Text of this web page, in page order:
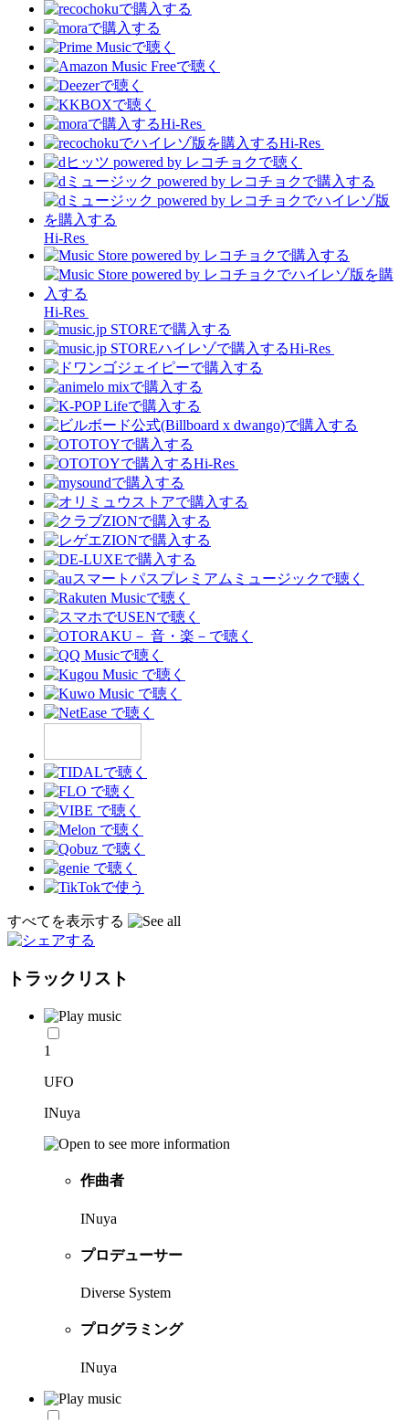
Hi-Res
Hi-Res
Hi-Res
Hi-Res
Hi-Res
Hi-Res
すべてを表示する
トラックリスト
1
UFO
INuya
作曲者
INuya
プロデューサー
Diverse System
プログラミング
INuya